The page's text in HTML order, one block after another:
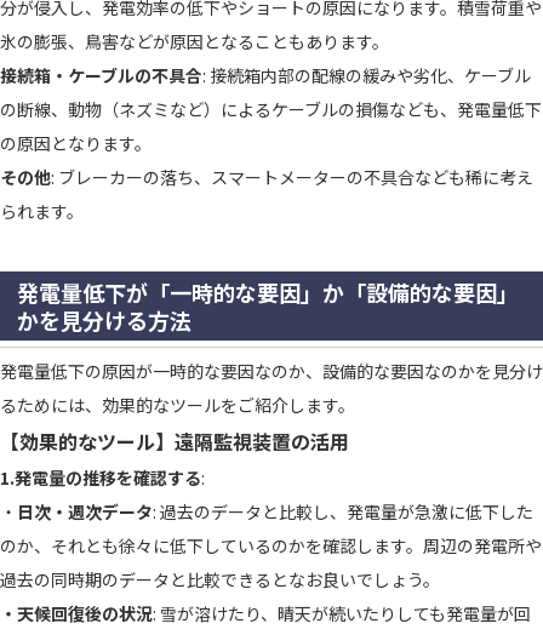
分が侵入し、発電効率の低下やショートの原因になります。積雪荷重や
氷の膨張、鳥害などが原因となることもあります。
接続箱・ケーブルの不具合: 接続箱内部の配線の緩みや劣化、ケーブル
の断線、動物（ネズミなど）によるケーブルの損傷なども、発電量低下
の原因となります。
その他: ブレーカーの落ち、スマートメーターの不具合なども稀に考え
られます。
発電量低下が「一時的な要因」か「設備的な要因」
かを見分ける方法
発電量低下の原因が一時的な要因なのか、設備的な要因なのかを見分け
るためには、効果的なツールをご紹介します。
【効果的なツール】遠隔監視装置の活用
1.発電量の推移を確認する:
・ 日次・週次データ: 過去のデータと比較し、発電量が急激に低下した
のか、それとも徐々に低下しているのかを確認します。周辺の発電所や
過去の同時期のデータと比較できるとなお良いでしょう。
・天候回復後の状況: 雪が溶けたり、晴天が続いたりしても発電量が回